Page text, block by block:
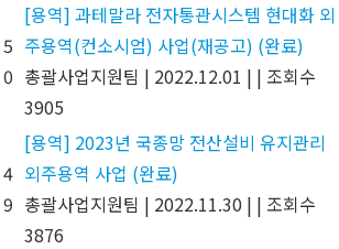
5
0
[용역] 과테말라 전자통관시스템 현대화 외
주용역(컨소시엄) 사업(재공고) (완료)
총괄사업지원팀 | 2022.12.01 | | 조회수
3905
4
9
[용역] 2023년 국종망 전산설비 유지관리
외주용역 사업 (완료)
총괄사업지원팀 | 2022.11.30 | | 조회수
3876